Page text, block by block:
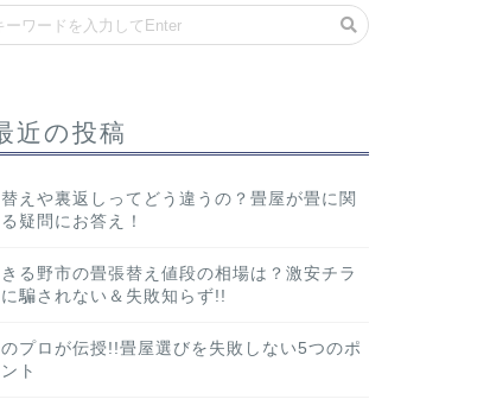
近の投稿
えや裏返しってどう違うの？畳屋が畳に関
疑問にお答え！
る野市の畳張替え値段の相場は？激安チラ
騙されない＆失敗知らず!!
プロが伝授!!畳屋選びを失敗しない5つのポ
ト